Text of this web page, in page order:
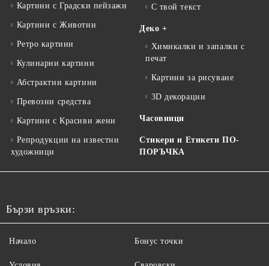
Картини с Градски пейзажи
Картини с Животни
Ретро картини
Кулинарни картини
Абстрактни картини
Превозни средства
Картини с Красиви жени
Репродукции на известни
художници
С твой текст
Деко +
Химикалки и запалки с
печат
Картини за рисуване
3D декорации
Часовници
Стикери и Етикети ПО-
ПОРЪЧКА
Бързи връзки:
Начало Бонус точки